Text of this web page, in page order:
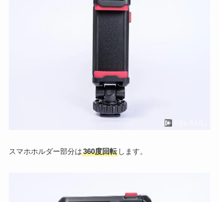
スマホホルダー部分は360度回転します。